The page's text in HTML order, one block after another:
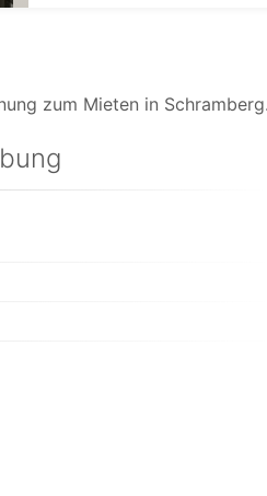
zum Mieten in